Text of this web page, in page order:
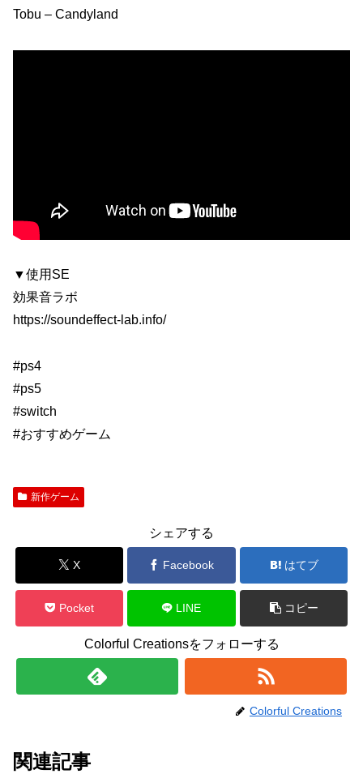
Tobu – Candyland
▼使用SE
効果音ラボ
https://soundeffect-lab.info/
#ps4
#ps5
#switch
#おすすめゲーム
新作ゲーム
シェアする
X Facebook はてブ
Pocket LINE コピー
Colorful Creationsをフォローする
Colorful Creations
関連記事